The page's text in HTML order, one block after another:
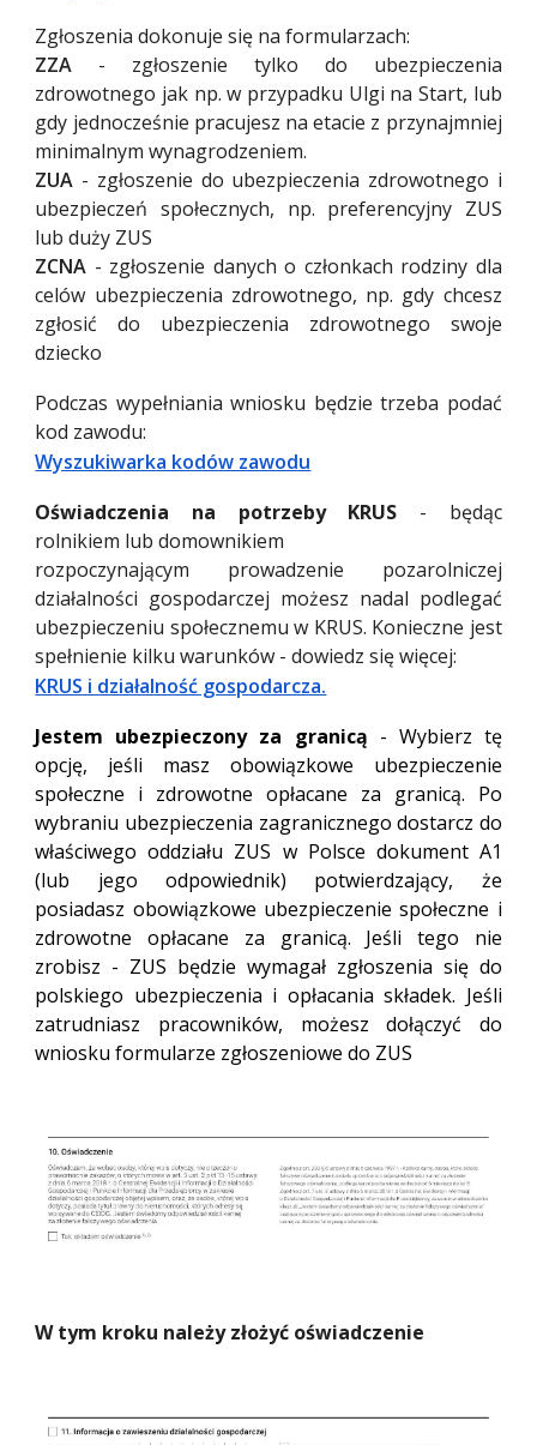
Zgłoszenia dokonuje się na formularzach:
ZZA - zgłoszenie tylko do ubezpieczenia
zdrowotnego jak np. w przypadku Ulgi na Start, lub
gdy jednocześnie pracujesz na etacie z przynajmniej
minimalnym wynagrodzeniem.
ZUA - zgłoszenie do ubezpieczenia zdrowotnego i
ubezpieczeń społecznych, np. preferencyjny ZUS
lub duży ZUS
ZCNA - zgłoszenie danych o członkach rodziny dla
celów ubezpieczenia zdrowotnego, np. gdy chcesz
zgłosić do ubezpieczenia zdrowotnego swoje
dziecko
Podczas wypełniania wniosku będzie trzeba podać
kod zawodu:
Wyszukiwarka kodów zawodu
Oświadczenia na potrzeby KRUS - będąc
rolnikiem lub domownikiem
rozpoczynającym prowadzenie pozarolniczej
działalności gospodarczej możesz nadal podlegać
ubezpieczeniu społecznemu w KRUS. Konieczne jest
spełnienie kilku warunków - dowiedz się więcej:
KRUS i działalność gospodarcza.
Jestem ubezpieczony za granicą - Wybierz tę
opcję, jeśli masz obowiązkowe ubezpieczenie
społeczne i zdrowotne opłacane za granicą. Po
wybraniu ubezpieczenia zagranicznego dostarcz do
właściwego oddziału ZUS w Polsce dokument A1
(lub jego odpowiednik) potwierdzający, że
posiadasz obowiązkowe ubezpieczenie społeczne i
zdrowotne opłacane za granicą. Jeśli tego nie
zrobisz - ZUS będzie wymagał zgłoszenia się do
polskiego ubezpieczenia i opłacania składek. Jeśli
zatrudniasz pracowników, możesz dołączyć do
wniosku formularze zgłoszeniowe do ZUS
W tym kroku należy złożyć oświadczenie